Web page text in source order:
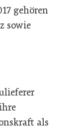
gehören
sowie
als